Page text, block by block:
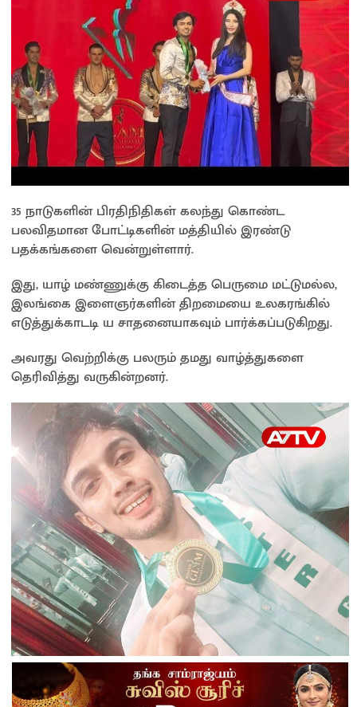
35 நாடுகளின் பிரதிநிதிகள் கலந்து கொண்ட
பலவிதமான போட்டிகளின் மத்தியில் இரண்டு
பதக்கங்களை வென்றுள்ளார்.
இது, யாழ் மண்ணுக்கு கிடைத்த பெருமை மட்டுமல்ல,
இலங்கை இளைஞர்களின் திறமையை உலகரங்கில்
எடுத்துக்காடடி ய சாதனையாகவும் பார்க்கப்படுகிறது.
அவரது வெற்றிக்கு பலரும் தமது வாழ்த்துகளை
தெரிவித்து வருகின்றனர்.